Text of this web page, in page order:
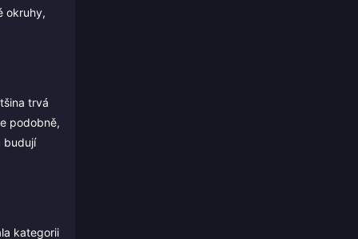
okruhy,
trvá
podobně,
budují
kategorii